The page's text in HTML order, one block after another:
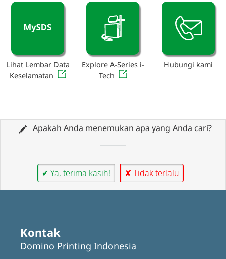
Lihat Lembar Data
Keselamatan
Explore A-Series i-
Tech
Hubungi kami
Apakah Anda menemukan apa yang Anda cari?
✔ Ya, terima kasih! ✘ Tidak terlalu
Kontak
Domino Printing Indonesia